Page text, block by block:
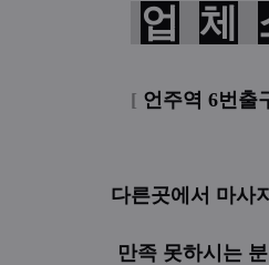
업 체
[ 언주역 6번출
다른곳에서 마사
만족 못하시는